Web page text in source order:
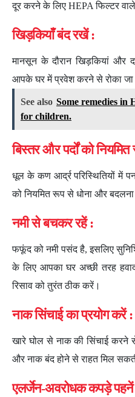
दूर करने के लिए HEPA फिल्टर
खिड़कियाँ बंद रखें :
मानसून के दौरान खिड़कियां और
आपके घर में प्रवेश करने से रोका
See also Some remedies in
for children.
बिस्तर और पर्दों को
धूल के कण आर्द्र परिस्थितियों में
को नियमित रूप से धोना और
नमी से बचकर रहें :
फफूंद को नमी पसंद है, इसलिए
के लिए आपका घर अच्छी तरह
रिसाव को तुरंत ठीक करें।
नाक सिंचाई का प्रयोग करें :
खारे घोल से नाक की सिंचाई करने
और नाक बंद होने से राहत मिल
एलर्जेन-अवरोधक कपड़े